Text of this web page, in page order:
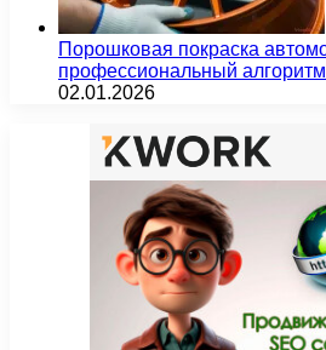
Порошковая покраска
профессиональный
02.01.2026